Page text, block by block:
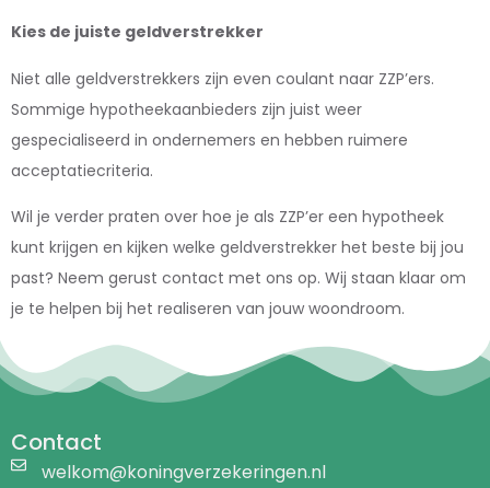
Kies de juiste geldverstrekker
Niet alle geldverstrekkers zijn even coulant naar ZZP’ers.
Sommige hypotheekaanbieders zijn juist weer
gespecialiseerd in ondernemers en hebben ruimere
acceptatiecriteria.
Wil je verder praten over hoe je als ZZP’er een hypotheek
kunt krijgen en kijken welke geldverstrekker het beste bij jou
past? Neem gerust contact met ons op. Wij staan klaar om
je te helpen bij het realiseren van jouw woondroom.
Contact
welkom@koningverzekeringen.nl